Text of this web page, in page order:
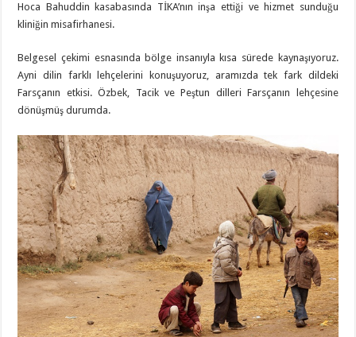
Hoca Bahuddin kasabasında TİKA’nın inşa ettiği ve hizmet sunduğu
kliniğin misafirhanesi.
Belgesel çekimi esnasında bölge insanıyla kısa sürede kaynaşıyoruz.
Ayni dilin farklı lehçelerini konuşuyoruz, aramızda tek fark dildeki
Farsçanın etkisi. Özbek, Tacik ve Peştun dilleri Farsçanın lehçesine
dönüşmüş durumda.